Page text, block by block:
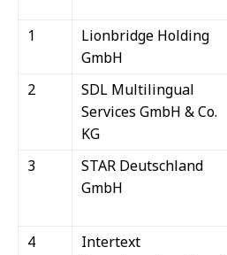
1
Lionbridge Holding
GmbH
2
SDL Multilingual
Services GmbH & Co.
KG
3
STAR Deutschland
GmbH
4
Intertext